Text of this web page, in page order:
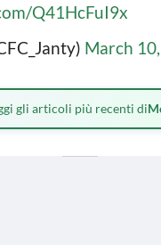
Q41HcFuI9x
March
gli articoli più recenti di